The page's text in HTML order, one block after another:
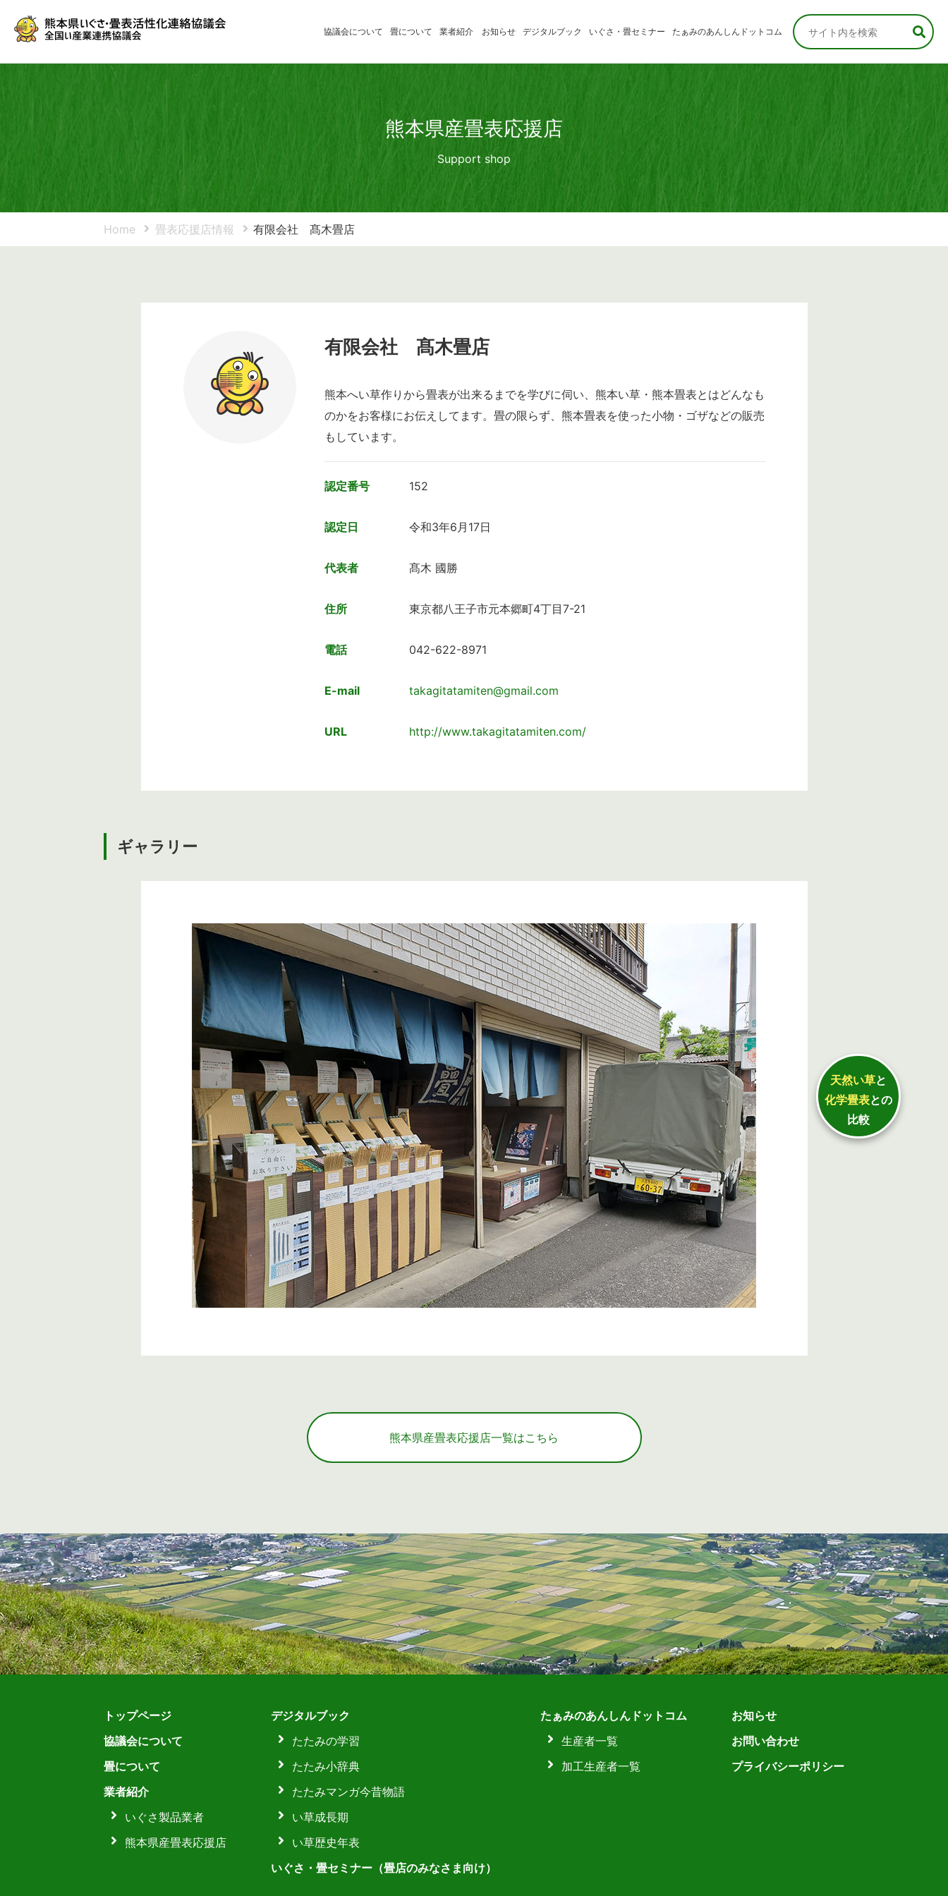
協議会について 畳について 業者紹介
いぐさ製
熊本県産
畳表応援
店
お知らせ デジタルブック
たたみの学習
いぐさ・畳セミナー
消費者のみなさま
たぁみのあんしんドットコム
熊本県産畳表応援店
Support shop
Home 畳表応援店情報 有限会社 髙木畳店
有限会社 髙木畳店
熊本へい草作りから畳表が出来るまでを学びに伺い、熊本い草・熊本畳表とはどんなも
のかをお客様にお伝えしてます。畳の限らず、熊本畳表を使った小物・ゴザなどの販売
もしています。
認定番号 152
認定日 令和3年6月17日
代表者 髙木 國勝
住所 東京都八王子市元本郷町4丁目7-21
電話 042-622-8971
E-mail takagitatamiten@gmail.com
URL http://www.takagitatamiten.com/
ギャラリー
熊本県産畳表応援店一覧はこちら
トップページ
協議会について
畳について
業者紹介
いぐさ製品業者
熊本県産畳表応援店
デジタルブック
たたみの学習
たたみ小辞典
たたみマンガ今昔物語
い草成長期
い草歴史年表
いぐさ・畳セミナー（畳店のみなさま向け）
たぁみのあんしんドットコム
生産者一覧
加工生産者一覧
お知らせ
お問い合わせ
プライバシーポリシー
天然い草と
化学畳表との
比較